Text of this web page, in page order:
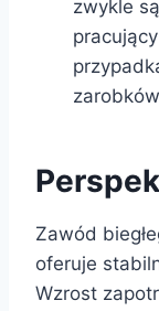
zwykle
Zawód
oferuje
Wzrost